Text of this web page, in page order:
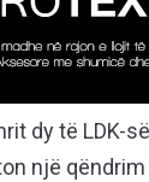
dy të LDK-
një